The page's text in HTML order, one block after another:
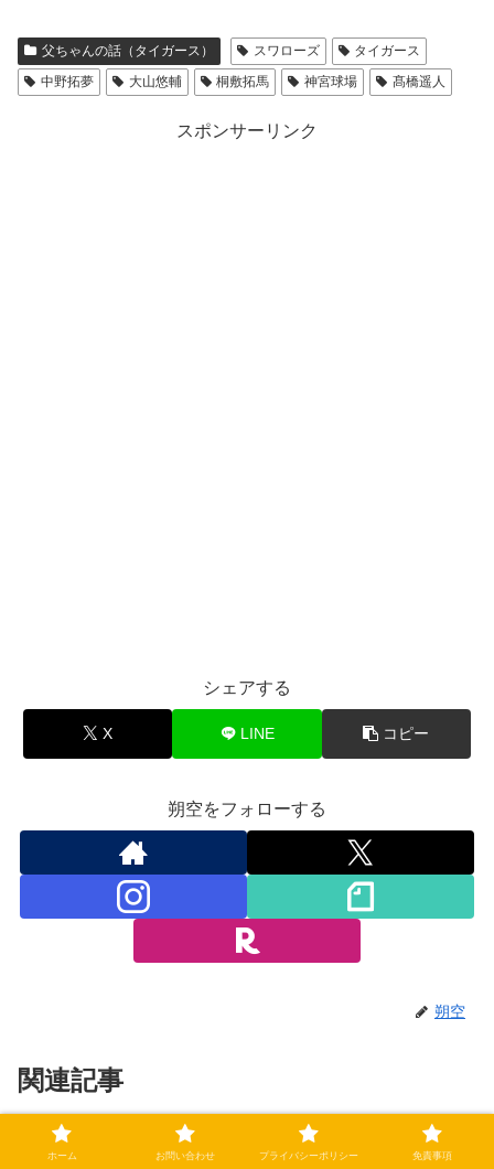
父ちゃんの話（タイガース） スワローズ
タイガース
中野拓夢
大山悠輔 桐敷拓馬 神宮球場 髙橋遥人
スポンサーリンク
シェアする
X LINE コピー
朔空をフォローする
朔空
関連記事
劇的幕切れで再び連勝街道へ！【野球
ホーム お問い合わせ プライバシーポリシー 免責事項